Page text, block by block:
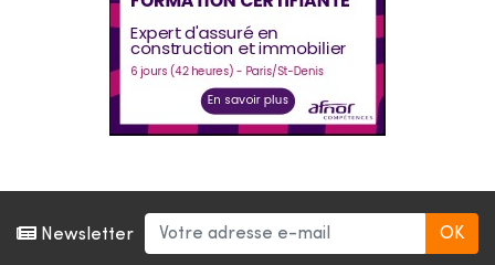
Newsletter